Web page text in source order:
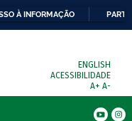
À INFORMAÇÃO
ENGLISH
ACESSIBILIDADE
A+ A-